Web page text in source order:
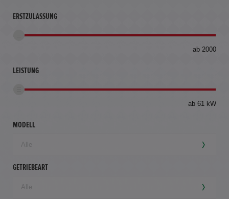
ERSTZULASSUNG
ab 2000
LEISTUNG
ab 61 kW
MODELL
GETRIEBEART